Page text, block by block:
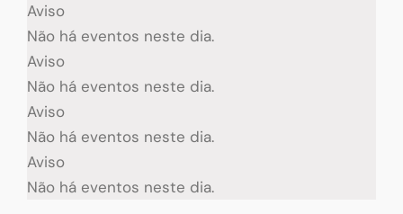
Aviso
Não há eventos neste dia.
Aviso
Não há eventos neste dia.
Aviso
Não há eventos neste dia.
Aviso
Não há eventos neste dia.